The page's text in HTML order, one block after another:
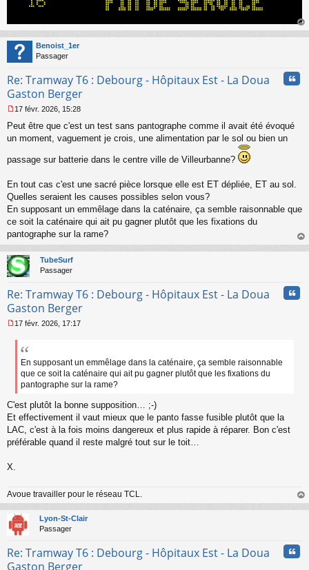
au
Benoist_1er
Passager
Re: Tramway T6 : Debourg - Hôpitaux Est - La Doua
Gaston Berger
e
s
a
n
o
n
l
17 févr. 2026, 15:28
Peut être que c'est un test sans pantographe comme il avait été évoqué
un moment, vaguement je crois, une alimentation par le sol ou bien un
passage sur batterie dans le centre ville de Villeurbanne?
En tout cas c'est une sacré pièce lorsque elle est ET dépliée, ET au sol.
Quelles seraient les causes possibles selon vous?
En supposant un emmêlage dans la caténaire, ça semble raisonnable que
ce soit la caténaire qui ait pu gagner plutôt que les fixations du
pantographe sur la rame?
au
TubeSurf
Passager
Re: Tramway T6 : Debourg - Hôpitaux Est - La Doua
Gaston Berger
e
e
n
o
u
17 févr. 2026, 17:17
En supposant un emmêlage dans la caténaire, ça semble raisonnable
que ce soit la caténaire qui ait pu gagner plutôt que les fixations du
pantographe sur la rame?
C'est plutôt la bonne supposition… ;-)
Et effectivement il vaut mieux que le panto fasse fusible plutôt que la
LAC, c'est à la fois moins dangereux et plus rapide à réparer. Bon c'est
préférable quand il reste malgré tout sur le toit…
X.
Avoue travailler pour le réseau TCL.
au
Lyon-St-Clair
Passager
Re: Tramway T6 : Debourg - Hôpitaux Est - La Doua
Gaston Berger